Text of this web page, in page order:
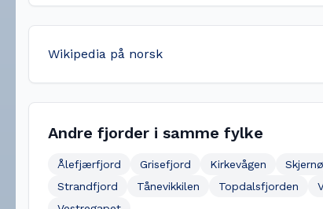
Wikipedia på norsk
Andre fjorder i samme fylke
Ålefjærfjord Grisefjord Kirkevågen
Strandfjord
Tånevikkilen Topdalsfjorden